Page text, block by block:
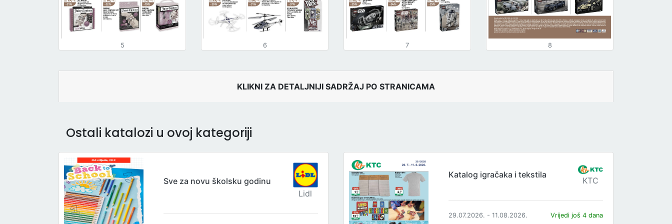
5 6 7 8
KLIKNI ZA DETALJNIJI SADRŽAJ PO STRANICAMA
Ostali katalozi u ovoj kategoriji
Sve za novu školsku godinu
Lidl
Katalog igračaka i tekstila
KTC
29.07.2026. - 11.08.2026. Vrijedi još 4 dana